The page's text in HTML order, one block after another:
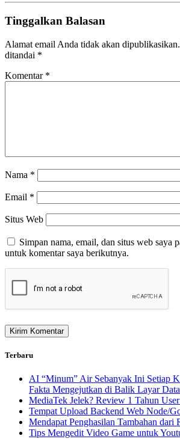
Tinggalkan Balasan
Alamat email Anda tidak akan dipublikasikan.
ditandai *
Komentar *
Nama *
Email *
Situs Web
Simpan nama, email, dan situs web saya
untuk komentar saya berikutnya.
Terbaru
AI “Minum” Air Sebanyak Ini Setiap
Fakta Mengejutkan di Balik Layar
MediaTek Jelek? Review 1 Tahun
Tempat Upload Backend Web Node/
Mendapat Penghasilan Tambahan dari
Tips Mengedit Video Game untuk